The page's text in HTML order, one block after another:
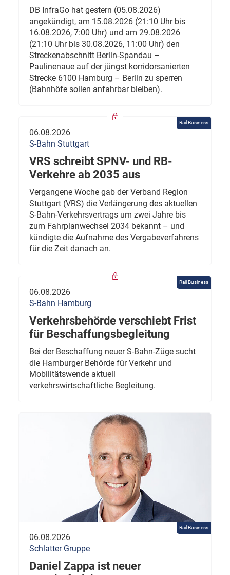
DB InfraGo hat gestern (05.08.2026)
angekündigt, am 15.08.2026 (21:10 Uhr bis
16.08.2026, 7:00 Uhr) und am 29.08.2026
(21:10 Uhr bis 30.08.2026, 11:00 Uhr) den
Streckenabschnitt Berlin-Spandau –
Paulinenaue auf der jüngst korridorsanierten
Strecke 6100 Hamburg – Berlin zu sperren
(Bahnhöfe sollen anfahrbar bleiben).
Rail Business
06.08.2026
S-Bahn Stuttgart
VRS schreibt SPNV- und RB-
Verkehre ab 2035 aus
Vergangene Woche gab der Verband Region
Stuttgart (VRS) die Verlängerung des aktuellen
S-Bahn-Verkehrsvertrags um zwei Jahre bis
zum Fahrplanwechsel 2034 bekannt – und
kündigte die Aufnahme des Vergabeverfahrens
für die Zeit danach an.
Rail Business
06.08.2026
S-Bahn Hamburg
Verkehrsbehörde verschiebt Frist
für Beschaffungsbegleitung
Bei der Beschaffung neuer S-Bahn-Züge sucht
die Hamburger Behörde für Verkehr und
Mobilitätswende aktuell
verkehrswirtschaftliche Begleitung.
Rail Business
06.08.2026
Schlatter Gruppe
Daniel Zappa ist neuer